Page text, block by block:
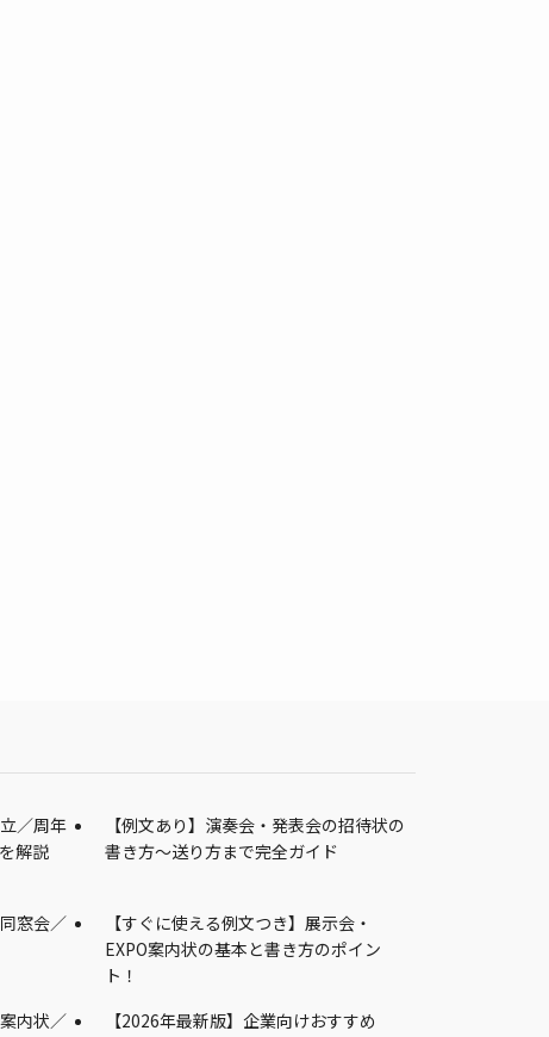
／周年
解説
【例文あり】演奏会・発表会の招待状の
書き方～送り方まで完全ガイド
窓会／
【すぐに使える例文つき】展示会・
EXPO案内状の基本と書き方のポイン
ト！
内状／
【2026年最新版】企業向けおすすめ